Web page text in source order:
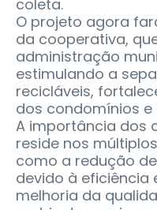
coleta.
O projeto agora
da cooperativa,
administração
estimulando a
recicláveis,
dos condomínios
A importância dos
reside nos
como a redução
devido à eficiência
melhoria da